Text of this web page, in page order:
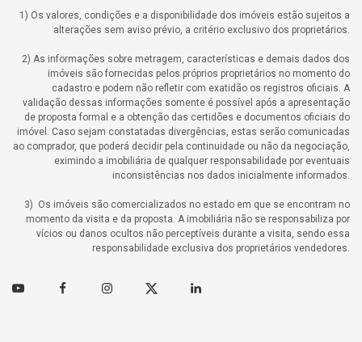
1) Os valores, condições e a disponibilidade dos imóveis estão sujeitos a
alterações sem aviso prévio, a critério exclusivo dos proprietários.
2) As informações sobre metragem, características e demais dados dos
imóveis são fornecidas pelos próprios proprietários no momento do
cadastro e podem não refletir com exatidão os registros oficiais. A
validação dessas informações somente é possível após a apresentação
de proposta formal e a obtenção das certidões e documentos oficiais do
imóvel. Caso sejam constatadas divergências, estas serão comunicadas
ao comprador, que poderá decidir pela continuidade ou não da negociação,
eximindo a imobiliária de qualquer responsabilidade por eventuais
inconsistências nos dados inicialmente informados.
3) Os imóveis são comercializados no estado em que se encontram no
momento da visita e da proposta. A imobiliária não se responsabiliza por
vícios ou danos ocultos não perceptíveis durante a visita, sendo essa
responsabilidade exclusiva dos proprietários vendedores.
Youtube FacebookInstagramTwitter Linkedin